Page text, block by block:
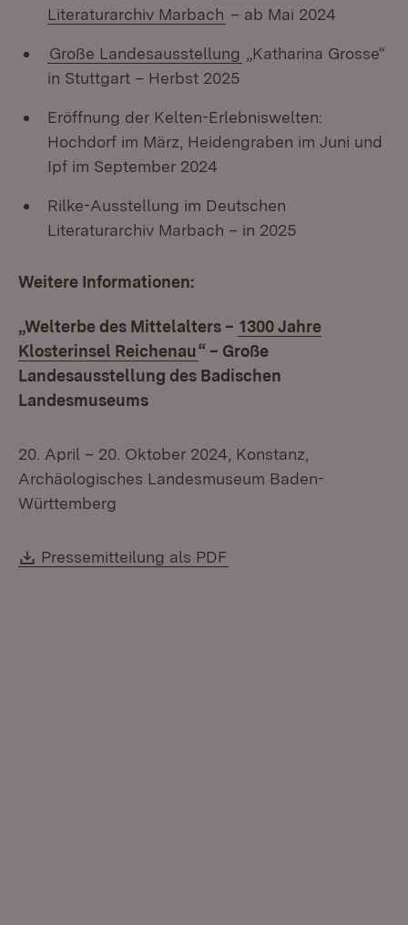
Literaturarchiv Marbach (Öffnet in neuem
– ab Mai 2024
Große Landesausstellung
„Katharina Grosse“
in Stuttgart – Herbst 2025
Eröffnung der Kelten-Erlebniswelten:
Hochdorf im März, Heidengraben im Juni und
Ipf im September 2024
Rilke-Ausstellung im Deutschen
Literaturarchiv Marbach – in 2025
Weitere Informationen:
„Welterbe des Mittelalters – 1300 Jahre
Klosterinsel Reichenau“ – Große
Landesausstellung des Badischen
Landesmuseums
20. April – 20. Oktober 2024, Konstanz,
Archäologisches Landesmuseum Baden-
Württemberg
Download:
Pressemitteilung als PDF